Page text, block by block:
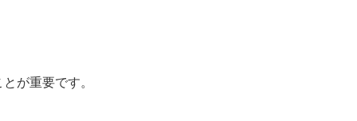
が重要です。